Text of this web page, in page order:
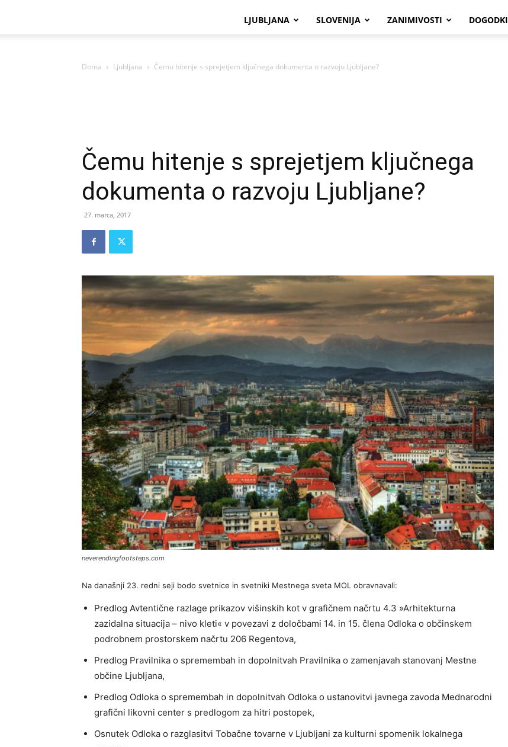
LJUBLJANA SLOVENIJA ZANIMIVOSTI DOGODKI
Doma Ljubljana Čemu hitenje s sprejetjem ključnega dokumenta o razvoju Ljubljane?
Čemu hitenje s sprejetjem ključnega
dokumenta o razvoju Ljubljane?
27. marca, 2017
neverendingfootsteps.com
Na današnji 23. redni seji bodo svetnice in svetniki Mestnega sveta MOL obravnavali:
Predlog Avtentične razlage prikazov višinskih kot v grafičnem načrtu 4.3 »Arhitekturna
zazidalna situacija – nivo kleti« v povezavi z določbami 14. in 15. člena Odloka o občinskem
podrobnem prostorskem načrtu 206 Regentova,
Predlog Pravilnika o spremembah in dopolnitvah Pravilnika o zamenjavah stanovanj Mestne
občine Ljubljana,
Predlog Odloka o spremembah in dopolnitvah Odloka o ustanovitvi javnega zavoda Mednarodni
grafični likovni center s predlogom za hitri postopek,
Osnutek Odloka o razglasitvi Tobačne tovarne v Ljubljani za kulturni spomenik lokalnega